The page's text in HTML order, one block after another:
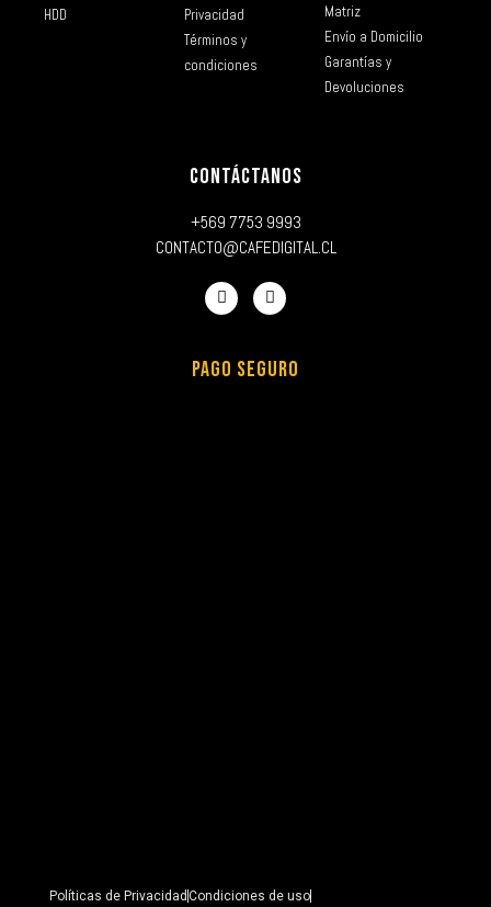
HDD
Privacidad
Términos y
condiciones
Matriz
Envío a Domicilio
Garantías y
Devoluciones
CONTÁCTANOS
+569 7753 9993
CONTACTO@CAFEDIGITAL.CL
PAGO SEGURO
Políticas de Privacidad Condiciones de uso